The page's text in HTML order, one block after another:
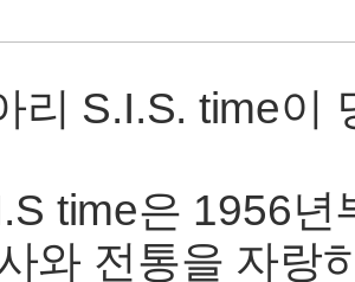
리 S.I.S. time이
time은 1956
와 전통을 자랑